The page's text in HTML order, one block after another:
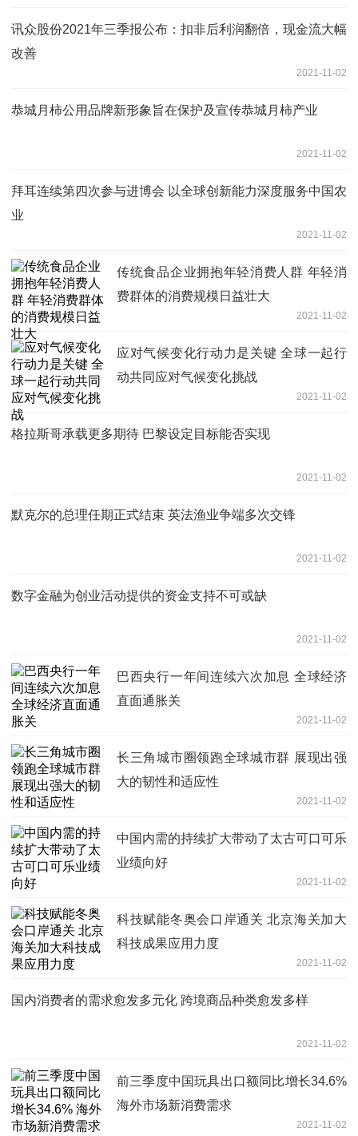
讯众股份2021年三季报公布：扣非后利润翻倍，现金流大幅
改善
2021-11-02
恭城月柿公用品牌新形象旨在保护及宣传恭城月柿产业
2021-11-02
拜耳连续第四次参与进博会 以全球创新能力深度服务中国农
业
2021-11-02
传统食品企业拥抱年轻消费人群 年轻消
费群体的消费规模日益壮大
2021-11-02
应对气候变化行动力是关键 全球一起行
动共同应对气候变化挑战
2021-11-02
格拉斯哥承载更多期待 巴黎设定目标能否实现
2021-11-02
默克尔的总理任期正式结束 英法渔业争端多次交锋
2021-11-02
数字金融为创业活动提供的资金支持不可或缺
2021-11-02
巴西央行一年间连续六次加息 全球经济
直面通胀关
2021-11-02
长三角城市圈领跑全球城市群 展现出强
大的韧性和适应性
2021-11-02
中国内需的持续扩大带动了太古可口可乐
业绩向好
2021-11-02
科技赋能冬奥会口岸通关 北京海关加大
科技成果应用力度
2021-11-02
国内消费者的需求愈发多元化 跨境商品种类愈发多样
2021-11-02
前三季度中国玩具出口额同比增长34.6%
海外市场新消费需求
2021-11-02